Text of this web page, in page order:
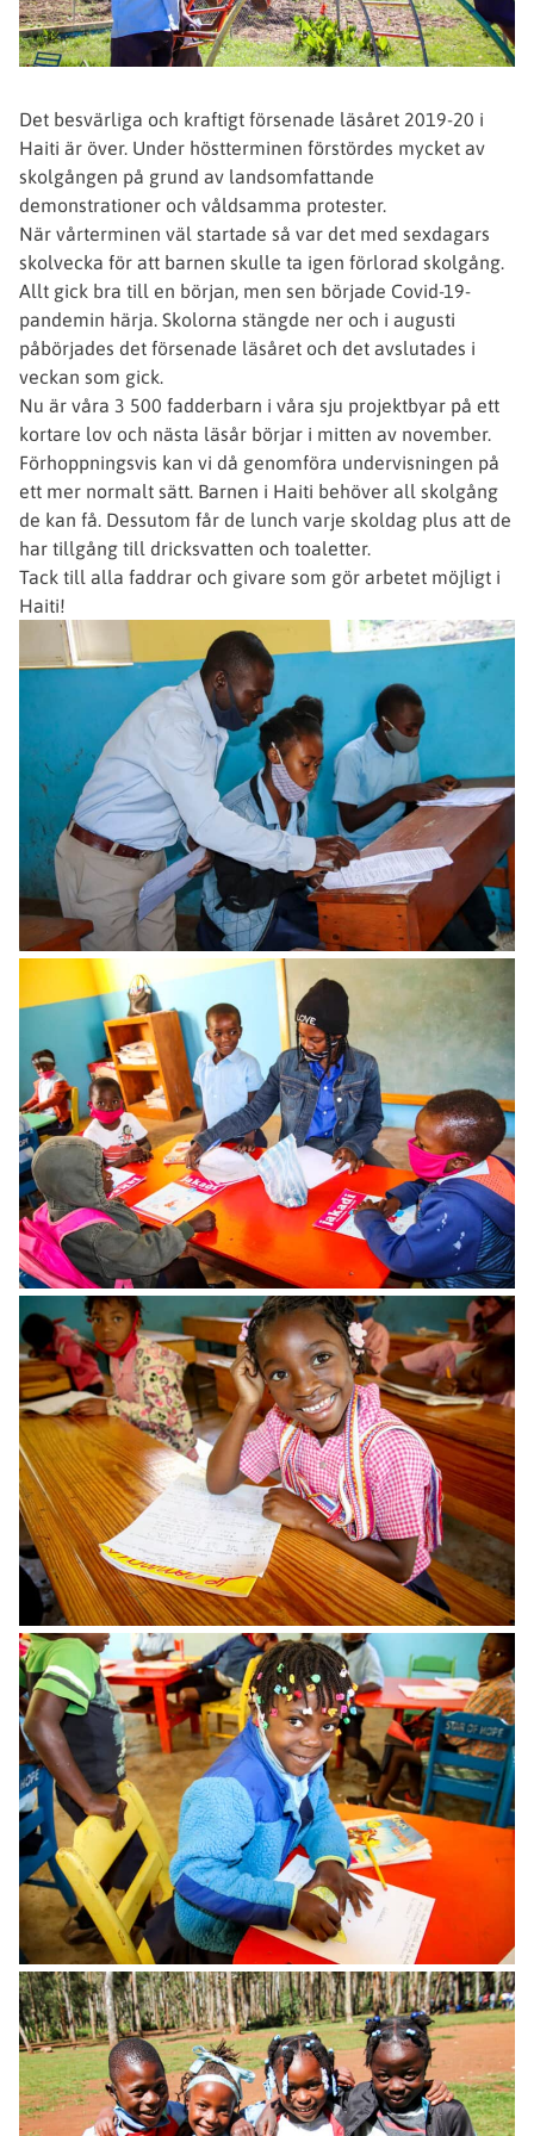
Det besvärliga och kraftigt försenade läsåret 2019-20 i
Haiti är över. Under höstterminen förstördes mycket av
skolgången på grund av landsomfattande
demonstrationer och våldsamma protester.
När vårterminen väl startade så var det med sexdagars
skolvecka för att barnen skulle ta igen förlorad skolgång.
Allt gick bra till en början, men sen började Covid-19-
pandemin härja. Skolorna stängde ner och i augusti
påbörjades det försenade läsåret och det avslutades i
veckan som gick.
Nu är våra 3 500 fadderbarn i våra sju projektbyar på ett
kortare lov och nästa läsår börjar i mitten av november.
Förhoppningsvis kan vi då genomföra undervisningen på
ett mer normalt sätt. Barnen i Haiti behöver all skolgång
de kan få. Dessutom får de lunch varje skoldag plus att de
har tillgång till dricksvatten och toaletter.
Tack till alla faddrar och givare som gör arbetet möjligt i
Haiti!